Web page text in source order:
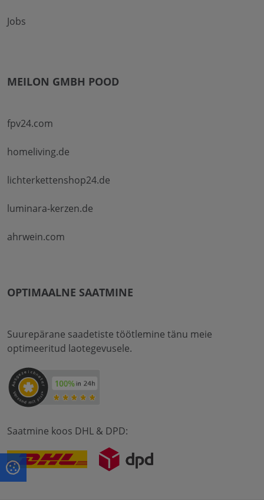
Jobs
MEILON GMBH POOD
fpv24.com
homeliving.de
lichterkettenshop24.de
luminara-kerzen.de
ahrwein.com
OPTIMAALNE SAATMINE
Suurepärane saadetiste töötlemine tänu meie
optimeeritud laotegevusele.
Saatmine koos DHL & DPD: